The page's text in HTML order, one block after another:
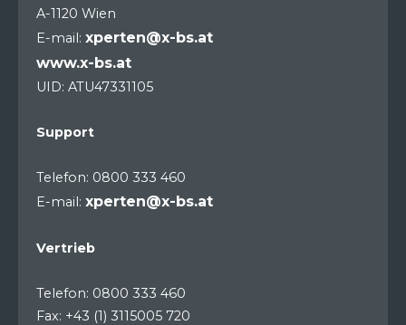
A-1120 Wien
E-mail: xperten@x-bs.at
www.x-bs.at
UID: ATU47331105
Support
Telefon: 0800 333 460
E-mail: xperten@x-bs.at
Vertrieb
Telefon: 0800 333 460
Fax: +43 (1) 3115005 720